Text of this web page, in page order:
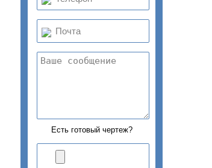
Есть готовый чертеж?